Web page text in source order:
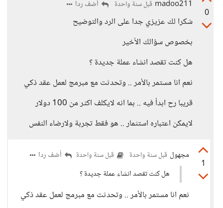
0
madoo211 قبل سنة واحدة أضف ردا
شكرا لك عزيزي جدا على الرد والتوضيح
بخصوص سؤالك الأخير
هل كنت تقصد انشاء عملة جديدة ؟
نعم انا مستمر بالأمر .. وتحدثت مع مبرمج لعمل عقد ذكي
قريبا رح ابدأ فيه .. بما انه لايكلف اكثر من 100 دولار
لايمكن اعتباره استثمار .. هو فقط تجربة ولارضاء النفس
1
مجهول قبل سنة واحدة قبل سنة واحدة
أضف ردا
هل كنت تقصد انشاء عملة جديدة ؟
نعم انا مستمر بالأمر .. وتحدثت مع مبرمج لعمل عقد ذكي